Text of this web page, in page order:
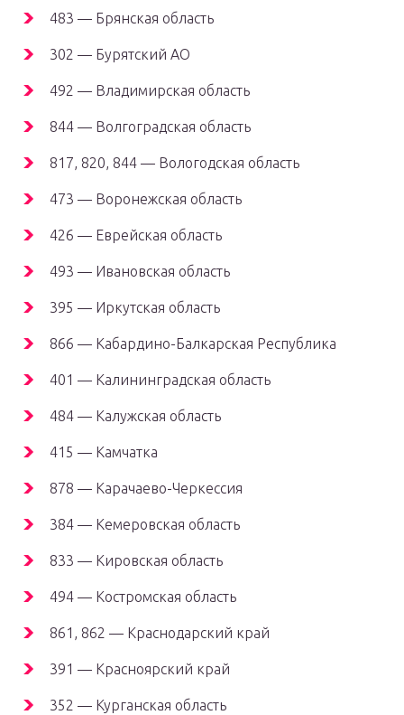
483 — Брянская область
302 — Бурятский АО
492 — Владимирская область
844 — Волгоградская область
817, 820, 844 — Вологодская область
473 — Воронежская область
426 — Еврейская область
493 — Ивановская область
395 — Иркутская область
866 — Кабардино-Балкарская Республика
401 — Калининградская область
484 — Калужская область
415 — Камчатка
878 — Карачаево-Черкессия
384 — Кемеровская область
833 — Кировская область
494 — Костромская область
861, 862 — Краснодарский край
391 — Красноярский край
352 — Курганская область